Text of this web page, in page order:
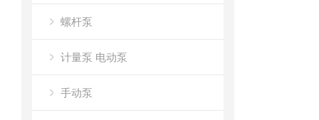
螺杆泵
计量泵 电动泵
手动泵